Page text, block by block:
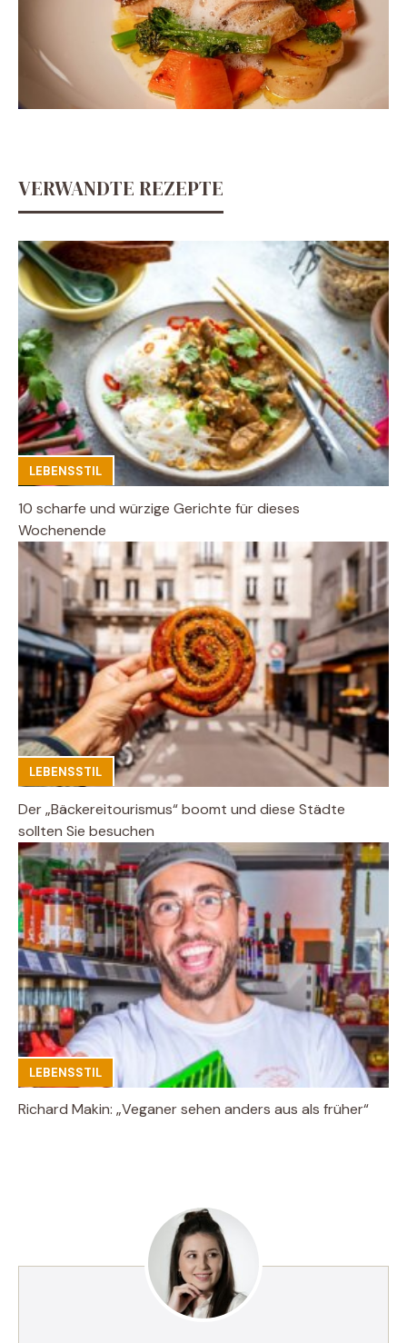
VERWANDTE REZEPTE
LEBENSSTIL
10 scharfe und würzige Gerichte für dieses
Wochenende
LEBENSSTIL
Der „Bäckereitourismus“ boomt und diese Städte
sollten Sie besuchen
LEBENSSTIL
Richard Makin: „Veganer sehen anders aus als früher“